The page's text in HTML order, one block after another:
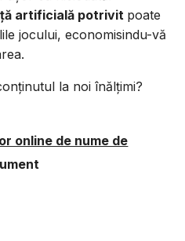
artificială potrivit poate
jocului, economisindu-vă
la noi înălțimi?
online de nume de